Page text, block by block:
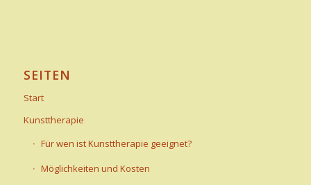
SEITEN
Start
Kunsttherapie
Für wen ist Kunsttherapie geeignet?
Möglichkeiten und Kosten